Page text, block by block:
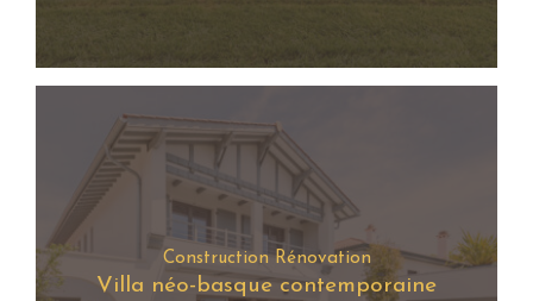
Construction Rénovation
Villa néo-basque contemporaine